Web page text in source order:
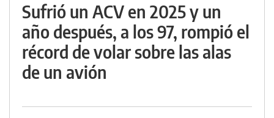
Sufrió un ACV en 2025 y un
año después, a los 97, rompió el
récord de volar sobre las alas
de un avión